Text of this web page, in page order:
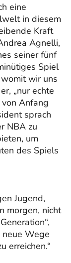
eine
in diesem
Kraft
Agnelli,
seiner fünf
Spiel
wir uns
„nur echte
Anfang
sprach
NBA zu
um
des Spiels
Jugend,
morgen, nicht
Wege
erreichen.“